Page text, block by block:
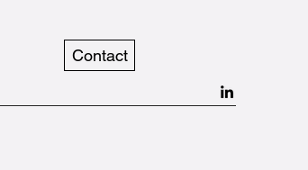
Contact